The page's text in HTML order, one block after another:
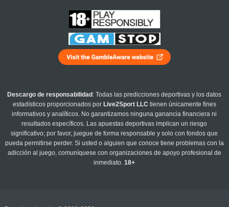
Descargo de responsabilidad : Todas las predicciones deportivas y los datos
estadísticos proporcionados por Live2Sport LLC tienen únicamente fines
informativos y analíticos. No garantizamos ninguna ganancia financiera ni
resultados específicos. Las apuestas deportivas implican un riesgo
significativo; por favor, juegue de forma responsable y solo con fondos que
pueda permitirse perder. Si usted o alguien que conoce tiene problemas con la
adicción al juego, comuníquese con organizaciones de apoyo profesional de
inmediato.18+